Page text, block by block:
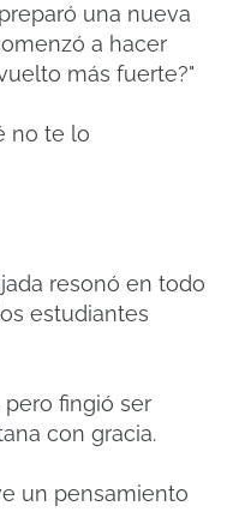
una nueva
a hacer
más fuerte?"
no te lo
resonó en todo
estudiantes
pero fingió ser
con gracia.
un pensamiento